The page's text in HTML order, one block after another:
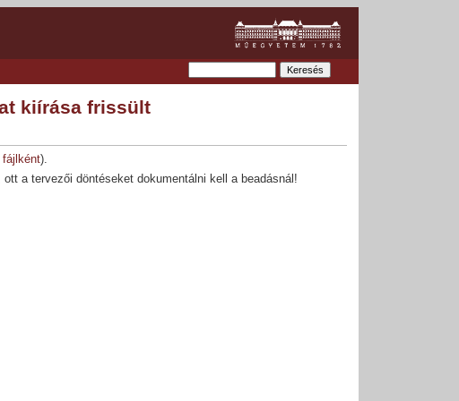
kiírása frissült
fájlként).
a tervezői döntéseket dokumentálni kell a beadásnál!